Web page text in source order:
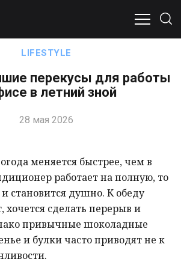
В
LIFESTYLE
перекусы для работы
в летний зной
28 мая 2026
меняется быстрее, чем в
работает на полную, то
становится душно. К обеду
хочется сделать перерыв и
привычные шоколадные
и булки часто приводят не к